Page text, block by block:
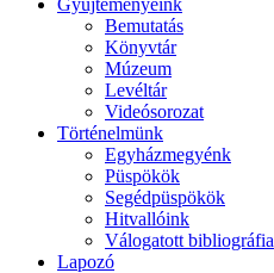
Gyűjteményeink
Bemutatás
Könyvtár
Múzeum
Levéltár
Videósorozat
Történelmünk
Egyházmegyénk
Püspökök
Segédpüspökök
Hitvallóink
Válogatott bibliográfia
Lapozó